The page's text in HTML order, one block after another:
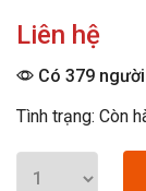
Liên hệ
Có 379
Tình trạng: Còn